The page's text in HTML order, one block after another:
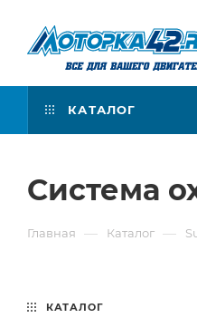
КАТАЛОГ
Система
Главная — Каталог —
КАТАЛОГ